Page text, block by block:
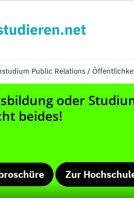
Public Relations /
Zur